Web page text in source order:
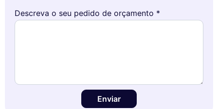
Descreva o seu pedido de orçamento *
Enviar